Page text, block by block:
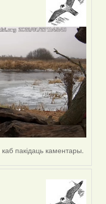
каб пакідаць каментары.